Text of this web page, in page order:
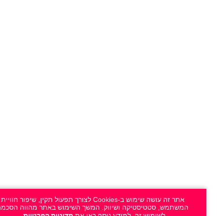
אתר זה עושה שימוש ב-Cookies לצורך תפעול תקין, שיפור חוויית
המשתמש, סטטיסטיקה ושיווק. המשך השימוש באתר מהווה הסכמה